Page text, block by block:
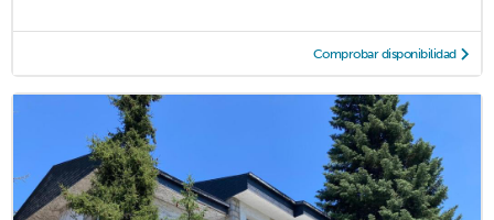
Comprobar disponibilidad